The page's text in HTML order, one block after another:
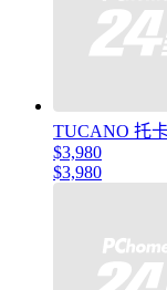
TUCANO 托
$3,980
$3,980